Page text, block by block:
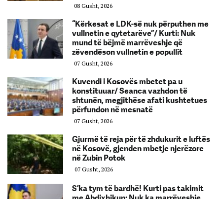
08 Gusht, 2026
“Kërkesat e LDK-së nuk përputhen me
vullnetin e qytetarëve”/ Kurti: Nuk
mund të bëjmë marrëveshje që
zëvendëson vullnetin e popullit
07 Gusht, 2026
Kuvendi i Kosovës mbetet pa u
konstituuar/ Seanca vazhdon të
shtunën, megjithëse afati kushtetues
përfundon në mesnatë
07 Gusht, 2026
Gjurmë të reja për të zhdukurit e luftës
në Kosovë, gjenden mbetje njerëzore
në Zubin Potok
07 Gusht, 2026
S’ka tym të bardhë! Kurti pas takimit